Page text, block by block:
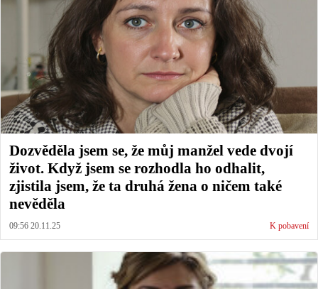
Dozvěděla jsem se, že můj manžel vede dvojí
život. Když jsem se rozhodla ho odhalit,
zjistila jsem, že ta druhá žena o ničem také
nevěděla
09:56 20.11.25 K pobavení